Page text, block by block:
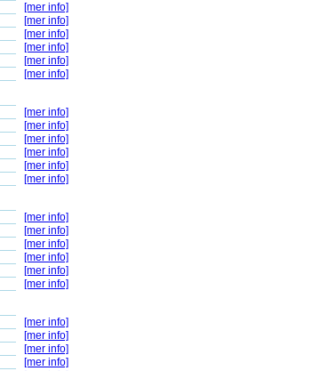
[mer info]
[mer info]
[mer info]
[mer info]
[mer info]
[mer info]
[mer info]
[mer info]
[mer info]
[mer info]
[mer info]
[mer info]
[mer info]
[mer info]
[mer info]
[mer info]
[mer info]
[mer info]
[mer info]
[mer info]
[mer info]
[mer info]